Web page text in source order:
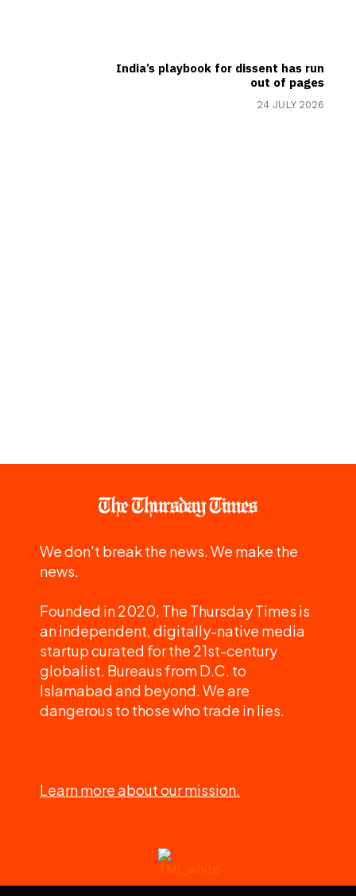
India’s playbook for dissent has run
out of pages
24 JULY 2026
We don't break the news. We make the
news.
Founded in 2020, The Thursday Times is
an independent, digitally-native media
startup curated for the 21st-century
globalist. Bureaus from D.C. to
Islamabad and beyond. We are
dangerous to those who trade in lies.
Learn more about our mission.